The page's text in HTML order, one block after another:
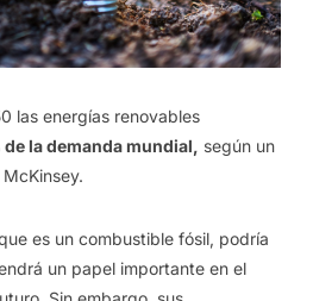
las energías renovables
de la demanda mundial, según un
es un combustible fósil, podría
un papel importante en el